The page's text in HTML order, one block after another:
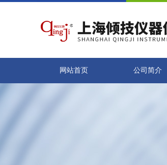
网站首页 公司简介